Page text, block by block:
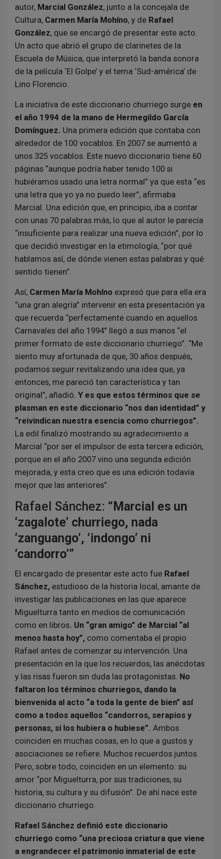
autor, Marcial González, junto a la concejala de
Cultura, Carmen María Mohíno, y de Rafael
González, que se encargó de presentar este acto.
Un acto que abrió el grupo de clarinetes de la
Escuela de Música, que interpretó la banda sonora
de la película ‘El Golpe’ y el tema ‘Sud-américa’ de
Lino Florencio.
La iniciativa de este diccionario churriego surge en
el año 1994 de la mano de Hermegildo García
Domínguez. Una primera edición que contaba con
alrededor de 100 vocablos. En 2007 se aumentó a
unos 325 vocablos. Este nuevo diccionario tiene 60
páginas “aunque podría haber tenido 100 si
hubiéramos usado una letra normal” ya que esta “es
una letra que yo ya no puedo leer”, afirmaba
Marcial. Una edición que, en principio, iba a contar
con unas 70 palabras más, lo que al autor le parecía
“insuficiente para realizar una nueva edición”, por lo
que decidió investigar en la etimología, “por qué
hablamos así, de dónde vienen estas palabras y qué
sentido tienen”.
Así, Carmen María Mohíno expresó que para ella era
“una gran alegría” intervenir en esta presentación ya
que recuerda “perfectamente cuando en aquellos
Carnavales del año 1994” llegó a sus manos “el
primer formato de este diccionario churriego”. “Me
siento muy afortunada de que, 30 años después,
podamos seguir revitalizando una idea que, ya
entonces, me pareció tan característica y tan
original”, añadió. Y es que estos términos que se
plasman en este diccionario “nos dan identidad” y
“reivindican nuestra esencia como churriegos”.
La edil finalizó mostrando su agradecimiento a
Marcial “por ser el impulsor de esta tercera edición,
porque en el año 2007 vino una segunda edición
mejorada, y esta creo que es una edición todavía
mejor que las anteriores”.
Rafael Sánchez: “ Marcial es un
‘zagalote’ churriego, nada
‘zanguango’, ‘indongo’ ni
‘candorro’”
El encargado de presentar este acto fue Rafael
Sánchez, estudioso de la historia local, amante de
investigar las publicaciones en las que aparece
Miguelturra tanto en medios de comunicación
como en libros. Un “gran amigo” de Marcial “al
menos hasta hoy”, como comentaba el propio
Rafael antes de comenzar su intervención. Una
presentación en la que los recuerdos, las anécdotas
y las risas fueron sin duda las protagonistas. No
faltaron los términos churriegos, dando la
bienvenida al acto “a toda la gente de bien” así
como a todos aquellos “candorros, serapios y
personas, si los hubiera o hubiese”. Ambos
coinciden en muchas cosas, en lo que a gustos y
asociaciones se refiere. Muchos recuerdos juntos.
Pero, sobre todo, coinciden en un elemento: su
amor “por Miguelturra, por sus tradiciones, su
historia, su cultura y su difusión”. De ahí nace este
diccionario churriego.
Rafael Sánchez definió este diccionario
churriego como “una preciosa criatura que viene
a engrandecer el patrimonio inmaterial de este